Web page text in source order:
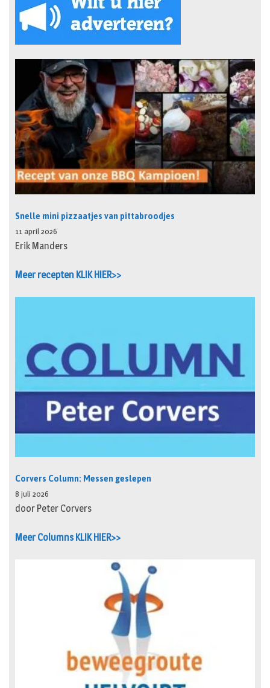
Snelle mini pizzaatjes van pittabroodjes
11 april 2026
Erik Manders
Meer recepten KLIK HIER>>
Corvers Column: Messen geslepen
8 juli 2026
door Peter Corvers
Meer Columns KLIK HIER>>